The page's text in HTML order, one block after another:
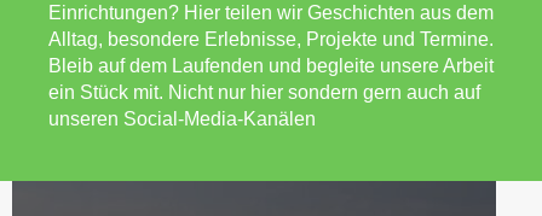
Einrichtungen? Hier teilen wir Geschichten aus dem
Alltag, besondere Erlebnisse, Projekte und Termine.
Bleib auf dem Laufenden und begleite unsere Arbeit
ein Stück mit. Nicht nur hier sondern gern auch auf
unseren Social-Media-Kanälen